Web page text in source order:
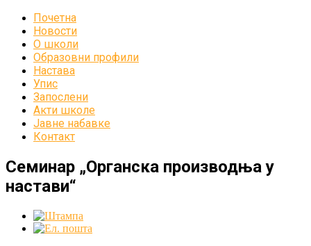
Почетна
Новости
О школи
Образовни профили
Настава
Упис
Запослени
Акти школе
Јавне набавке
Контакт
Семинар „Органска производња у
настави“